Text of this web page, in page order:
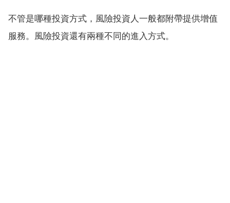
不管是哪種投資方式，風險投資人一般都附帶提供增值
服務。風險投資還有兩種不同的進入方式。